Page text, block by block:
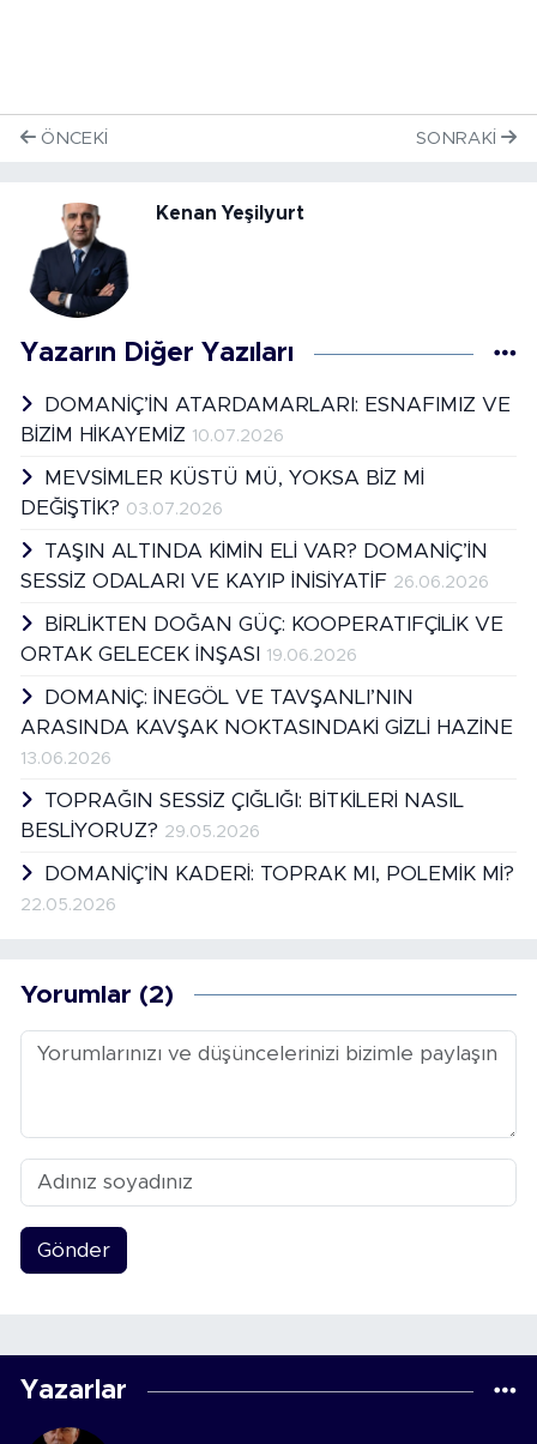
ÖNCEKI SONRAKI
Kenan Yeşilyurt
Yazarın Diğer Yazıları
DOMANİÇ’İN ATARDAMARLARI: ESNAFIMIZ VE
BİZİM HİKAYEMİZ 10.07.2026
MEVSİMLER KÜSTÜ MÜ, YOKSA BİZ Mİ
DEĞİŞTİK? 03.07.2026
TAŞIN ALTINDA KİMİN ELİ VAR? DOMANİÇ’İN
SESSİZ ODALARI VE KAYIP İNİSİYATİF 26.06.2026
BİRLİKTEN DOĞAN GÜÇ: KOOPERATIFÇİLİK VE
ORTAK GELECEK İNŞASI
19.06.2026
DOMANİÇ: İNEGÖL VE TAVŞANLI’NIN
ARASINDA KAVŞAK NOKTASINDAKİ GİZLİ HAZİNE
13.06.2026
TOPRAĞIN SESSİZ ÇIĞLIĞI: BİTKİLERİ NASIL
BESLİYORUZ? 29.05.2026
DOMANİÇ’İN KADERİ: TOPRAK MI, POLEMİK Mİ?
22.05.2026
Yorumlar (2)
Gönder
Yazarlar